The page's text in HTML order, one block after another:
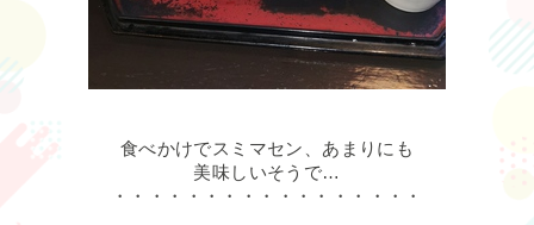
食べかけでスミマセン、あまりにも
美味しいそうで…
・・・・・・・・・・・・・・・・・